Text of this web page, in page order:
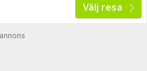
Välj resa
annons